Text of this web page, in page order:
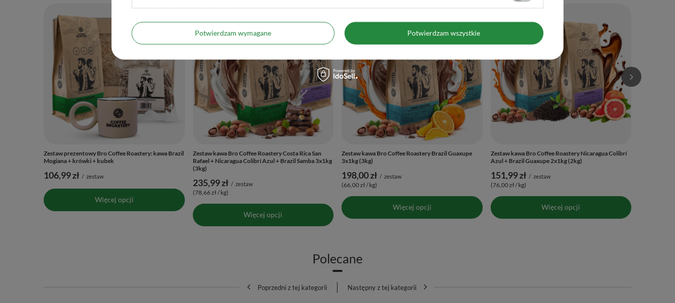
Zestaw prezentowy Bro Coffee Roastery: kawa Brazil
Mogiana + krówki + kubek
106,99 zł / zestaw
Więcej opcji
Zestaw kawa Bro Coffee Roastery Costa Rica San
Rafael + Nicaragua Colibrí Azul + Brazil Samba 3x1kg
(3kg)
235,99 zł / zestaw
(78,66 zł / kg)
Więcej opcji
Zestaw kawa Bro Coffee Roastery Brazil Guaxupe
3x1kg (3kg)
198,00 zł / zestaw
(66,00 zł / kg)
Więcej opcji
Zestaw kawa Bro Coffee Roastery Nicaragua Colibrí
Azul + Brazil Guaxupe 2x1kg (2kg)
151,99 zł / zestaw
(76,00 zł / kg)
Więcej opcji
Polecane
Poprzedni z tej kategorii Następny z tej kategorii
Potwierdzam wymagane Potwierdzam wszystkie